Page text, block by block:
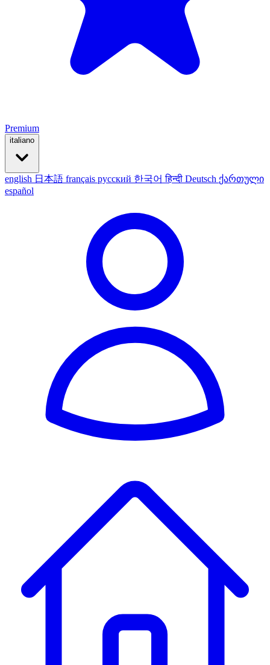
Premium
italiano
english 日本語 français русский 한국어हिन्दी Deutsch ქართული
español